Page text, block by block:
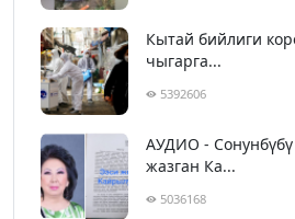
Кытай бийлиги
чыгарга...
5392606
АУДИО -
жазган Ка...
5036168